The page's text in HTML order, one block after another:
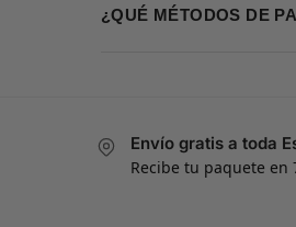
¿QUÉ MÉTODOS DE
Envío gratis a toda
Recibe tu paquete en